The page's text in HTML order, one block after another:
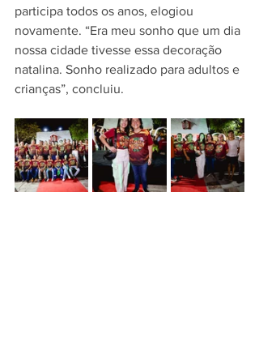
participa todos os anos, elogiou
novamente. “Era meu sonho que um dia
nossa cidade tivesse essa decoração
natalina. Sonho realizado para adultos e
crianças”, concluiu.